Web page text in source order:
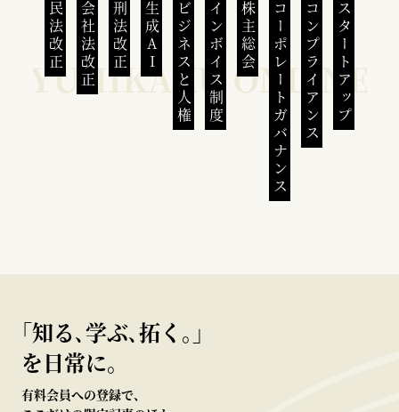
民法改正 会社法改正 刑法改正 生成AI ビジネスと人権インボイス制度 株主総会 コーポレートガバナンスコンプライアンススタートアップ
｢知る､学ぶ､拓く｡｣
を日常に。
有料会員への登録で、